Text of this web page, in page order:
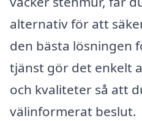
alternativ för att
den bästa lösningen
tjänst gör det enkelt
och kvaliteter så att
välinformerat beslut.